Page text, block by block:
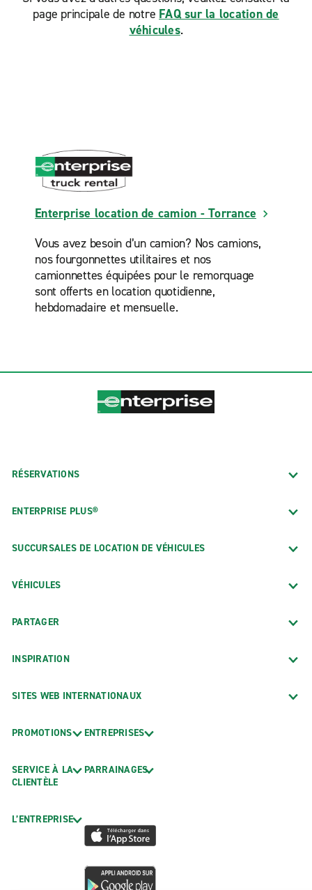
page principale de notre FAQ sur la location de
véhicules.
Enterprise location de camion - Torrance
Vous avez besoin d’un camion? Nos camions,
nos fourgonnettes utilitaires et nos
camionnettes équipées pour le remorquage
sont offerts en location quotidienne,
hebdomadaire et mensuelle.
RÉSERVATIONS
ENTERPRISE PLUS®
SUCCURSALES DE LOCATION DE VÉHICULES
VÉHICULES
PARTAGER
INSPIRATION
SITES WEB INTERNATIONAUX
PROMOTIONS
SERVICE À LA
CLIENTÈLE
L’ENTREPRISE
ENTREPRISES
PARRAINAGES